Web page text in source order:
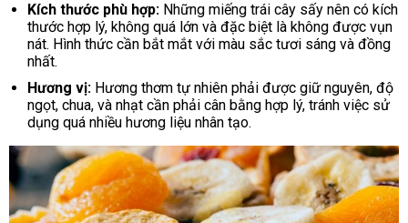
Kích thước phù hợp: Những miếng trái cây sấy nên có kích
thước hợp lý, không quá lớn và đặc biệt là không được vụn
nát. Hình thức cần bắt mắt với màu sắc tươi sáng và đồng
nhất.
Hương vị: Hương thơm tự nhiên phải được giữ nguyên, độ
ngọt, chua, và nhạt cần phải cân bằng hợp lý, tránh việc sử
dụng quá nhiều hương liệu nhân tạo.